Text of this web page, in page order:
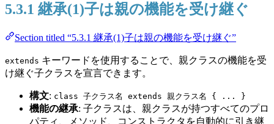
5.3.1 継承(1)子は親の機能を受け継ぐ
Section titled “5.3.1 継承(1)子は親の機能を受け継ぐ”
extends キーワードを使用することで、親クラスの機能を受
け継ぐ子クラスを宣言できます。
構文: class 子クラス名 extends 親クラス名 { ... }
機能の継承: 子クラスは、親クラスが持つすべてのプロ
パティ、メソッド、コンストラクタを自動的に引き継